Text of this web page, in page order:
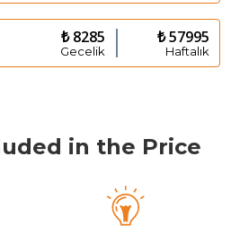
₺ 8285
Gecelik
₺ 57995
Haftalık
in the Price